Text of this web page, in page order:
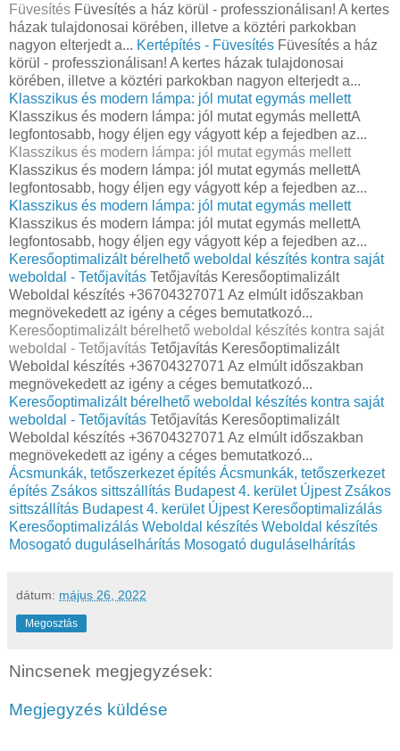
Füvesítés Füvesítés a ház körül - professzionálisan! A kertes
házak tulajdonosai körében, illetve a köztéri parkokban
nagyon elterjedt a... Kertépítés - Füvesítés Füvesítés a ház
körül - professzionálisan! A kertes házak tulajdonosai
körében, illetve a köztéri parkokban nagyon elterjedt a...
Klasszikus és modern lámpa: jól mutat egymás mellett
Klasszikus és modern lámpa: jól mutat egymás mellettA
legfontosabb, hogy éljen egy vágyott kép a fejedben az...
Klasszikus és modern lámpa: jól mutat egymás mellett
Klasszikus és modern lámpa: jól mutat egymás mellettA
legfontosabb, hogy éljen egy vágyott kép a fejedben az...
Klasszikus és modern lámpa: jól mutat egymás mellett
Klasszikus és modern lámpa: jól mutat egymás mellettA
legfontosabb, hogy éljen egy vágyott kép a fejedben az...
Keresőoptimalizált bérelhető weboldal készítés kontra saját
weboldal - Tetőjavítás Tetőjavítás Keresőoptimalizált
Weboldal készítés +36704327071 Az elmúlt időszakban
megnövekedett az igény a céges bemutatkozó...
Keresőoptimalizált bérelhető weboldal készítés kontra saját
weboldal - Tetőjavítás Tetőjavítás Keresőoptimalizált
Weboldal készítés +36704327071 Az elmúlt időszakban
megnövekedett az igény a céges bemutatkozó...
Keresőoptimalizált bérelhető weboldal készítés kontra saját
weboldal - Tetőjavítás Tetőjavítás Keresőoptimalizált
Weboldal készítés +36704327071 Az elmúlt időszakban
megnövekedett az igény a céges bemutatkozó...
Ácsmunkák, tetőszerkezet építés Ácsmunkák, tetőszerkezet
építés Zsákos sittszállítás Budapest 4. kerület Újpest Zsákos
sittszállítás Budapest 4. kerület Újpest Keresőoptimalizálás
Keresőoptimalizálás Weboldal készítés Weboldal készítés
Mosogató duguláselhárítás Mosogató duguláselhárítás
dátum: május 26, 2022
Megosztás
Nincsenek megjegyzések:
Megjegyzés küldése